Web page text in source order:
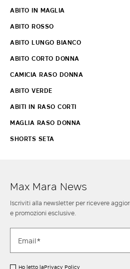
ABITO IN MAGLIA
ABITO ROSSO
ABITO LUNGO BIANCO
ABITO CORTO DONNA
CAMICIA RASO DONNA
ABITO VERDE
ABITI IN RASO CORTI
MAGLIA RASO DONNA
SHORTS SETA
Max Mara News
Iscriviti alla newsletter per ricevere
e promozioni esclusive.
Ho letto laPrivacy Policy